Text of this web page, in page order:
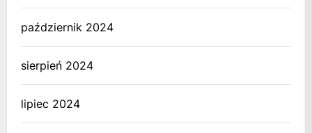
październik 2024
sierpień 2024
lipiec 2024